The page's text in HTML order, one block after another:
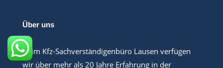
Über uns
Beim Kfz-Sachverständigenbüro Lausen verfügen
wir über mehr als 20 Jahre Erfahrung in der